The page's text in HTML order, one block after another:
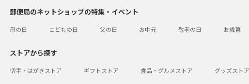
郵便局のネットショップの特集・イベント
母の日 こどもの日 父の日 お中元 敬老の日 お歳暮
ストアから探す
切手・はがきストア ギフトストア 食品・グルメストア グッズストア